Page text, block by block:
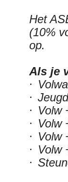
Het
(10%
op.
Als je
·
·
· Volw
· Volw
· Volw
· Volw
·